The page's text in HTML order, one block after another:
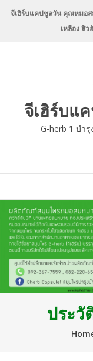
จีเฮิร์บแคปซูลวัน คุณหมอส
เหลือง สิว
จีเฮิร์บแ
G-herb 1 บำ
ประวั